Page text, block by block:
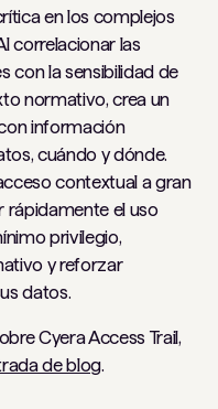
en los complejos
correlacionar las
con la sensibilidad de
normativo, crea un
información
cuándo y dónde.
contextual a gran
rápidamente el uso
privilegio,
y reforzar
datos.
Cyera Access Trail,
de blog.